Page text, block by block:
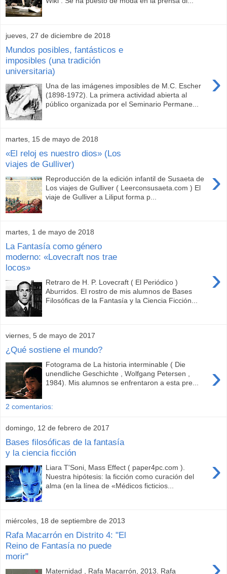
jueves, 27 de diciembre de 2018
Mundos posibles, fantásticos e
imposibles (una tradición
universitaria)
›
Una de las imágenes imposibles de M.C. Escher
(1898-1972). La primera actividad abierta al
público organizada por el Seminario Permane...
martes, 15 de mayo de 2018
«El reloj es nuestro dios» (Los
viajes de Gulliver)
›
Reproducción de la edición infantil de Susaeta de
Los viajes de Gulliver ( Leerconsusaeta.com ) El
viaje de Gulliver a Liliput forma p...
martes, 1 de mayo de 2018
La Fantasía como género
moderno: «Lovecraft nos trae
locos»
›
Retraro de H. P. Lovecraft ( El Periódico )
Aburridos. El rostro de mis alumnos de Bases
Filosóficas de la Fantasía y la Ciencia Ficción...
viernes, 5 de mayo de 2017
¿Qué sostiene el mundo?
›
Fotograma de La historia interminable ( Die
unendliche Geschichte , Wolfgang Petersen ,
1984). Mis alumnos se enfrentaron a esta pre...
2 comentarios:
domingo, 12 de febrero de 2017
Bases filosóficas de la fantasía
y la ciencia ficción
›
Liara T'Soni, Mass Effect ( paper4pc.com ).
Nuestra hipótesis: la ficción como curación del
alma (en la línea de «Médicos ficticios...
miércoles, 18 de septiembre de 2013
Rafa Macarrón en Distrito 4: "El
Reino de Fantasía no puede
morir"
Maternidad , Rafa Macarrón, 2013. Rafa